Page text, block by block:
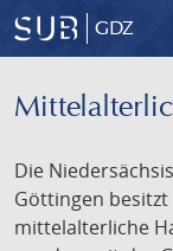
GDZ
Die
Göttingen
mittelalterliche